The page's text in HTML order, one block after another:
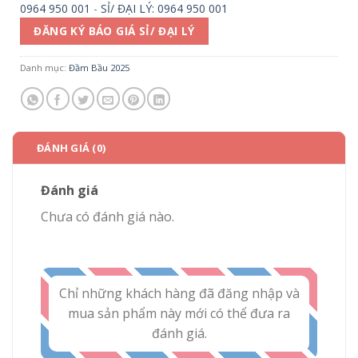
0964 950 001 - SỈ/ ĐẠI LÝ: 0964 950 001
ĐĂNG KÝ BÁO GIÁ SỈ/ ĐẠI LÝ
Danh mục: Đầm Bầu 2025
ĐÁNH GIÁ (0)
Đánh giá
Chưa có đánh giá nào.
Chỉ những khách hàng đã đăng nhập và
mua sản phẩm này mới có thể đưa ra
đánh giá.